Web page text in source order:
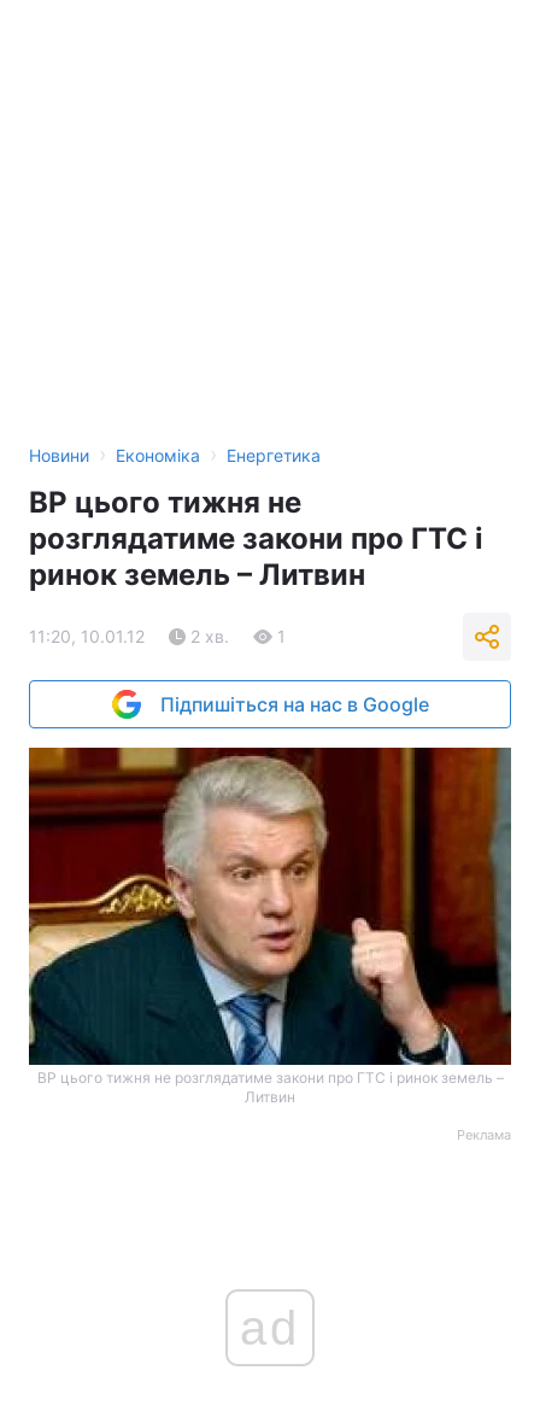
Новини › Економіка › Енергетика
ВР цього тижня не
розглядатиме закони про ГТС і
ринок земель – Литвин
11:20, 10.01.12 2 хв. 1
Підпишіться на нас в Google
ВР цього тижня не розглядатиме закони про ГТС і ринок земель –
Литвин
Реклама
ad